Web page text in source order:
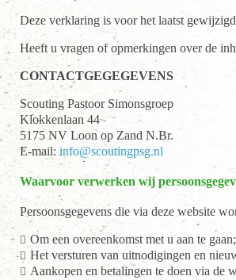
Deze verklaring is voor het laatst
Heeft u vragen of opmerkingen over de
CONTACTGEGEGEVENS
Scouting Pastoor Simonsgroep
Klokkenlaan 44
5175 NV Loon op Zand N.Br.
E-mail: info@scoutingpsg.nl
Waarvoor verwerken wij
Persoonsgegevens die via deze website
Om een overeenkomst met u aan te gaan;
Het versturen van uitnodigingen en
Aankopen en betalingen te doen via de